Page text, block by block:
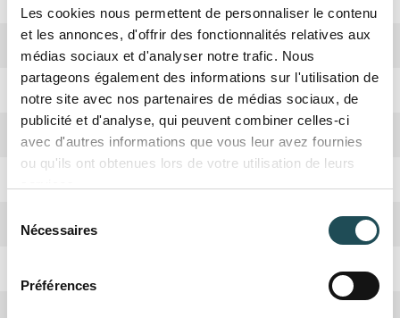
Les cookies nous permettent de personnaliser le contenu
et les annonces, d'offrir des fonctionnalités relatives aux
médias sociaux et d'analyser notre trafic. Nous
partageons également des informations sur l'utilisation de
notre site avec nos partenaires de médias sociaux, de
publicité et d'analyse, qui peuvent combiner celles-ci
avec d'autres informations que vous leur avez fournies
ou qu'ils ont obtenues lors de votre utilisation de leurs
Nécessaires
Préférences
Forme de la couronne Ovale, Ronde
Rusticité
Croissance Moyenne
Hauteur adulte 12-15 mètres
Automne ou Printemps
Nom du produit
Nom du produit